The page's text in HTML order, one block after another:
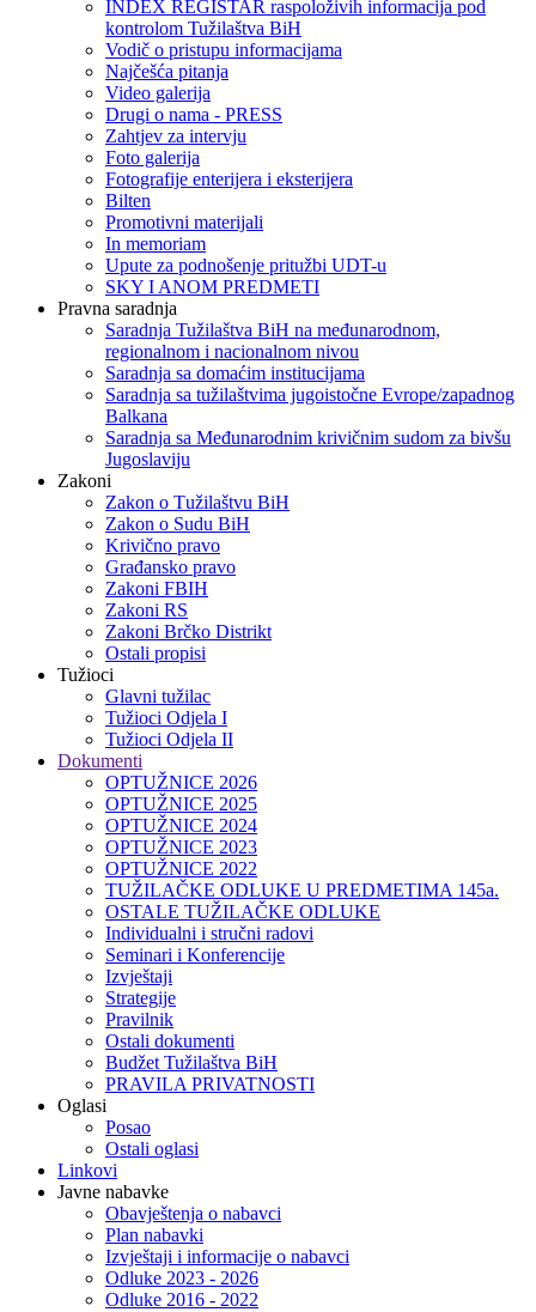
INDEX REGISTAR raspoloživih informacija pod
kontrolom Tužilaštva BiH
Vodič o pristupu informacijama
Najčešća pitanja
Video galerija
Drugi o nama - PRESS
Zahtjev za intervju
Foto galerija
Fotografije enterijera i eksterijera
Bilten
Promotivni materijali
In memoriam
Upute za podnošenje pritužbi UDT-u
SKY I ANOM PREDMETI
Pravna saradnja
Saradnja Tužilaštva BiH na međunarodnom,
regionalnom i nacionalnom nivou
Saradnja sa domaćim institucijama
Saradnja sa tužilaštvima jugoistočne Evrope/zapadnog
Balkana
Saradnja sa Međunarodnim krivičnim sudom za bivšu
Jugoslaviju
Zakoni
Zakon o Тužilaštvu BiH
Zakon o Sudu BiH
Krivično pravo
Građansko pravo
Zakoni FBIH
Zakoni RS
Zakoni Brčko Distrikt
Ostali propisi
Tužioci
Glavni tužilac
Tužioci Odjela I
Tužioci Odjela II
Dokumenti
OPTUŽNICE 2026
OPTUŽNICE 2025
OPTUŽNICE 2024
OPTUŽNICE 2023
OPTUŽNICE 2022
TUŽILAČKE ODLUKE U PREDMETIMA 145a.
OSTALE TUŽILAČKE ODLUKE
Individualni i stručni radovi
Seminari i Konferencije
Izvještaji
Strategije
Pravilnik
Ostali dokumenti
Budžet Tužilaštva BiH
PRAVILA PRIVATNOSTI
Oglasi
Posao
Ostali oglasi
Linkovi
Javne nabavke
Obavještenja o nabavci
Plan nabavki
Izvještaji i informacije o nabavci
Odluke 2023 - 2026
Odluke 2016 - 2022